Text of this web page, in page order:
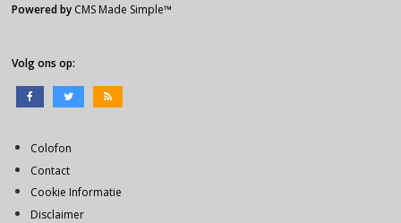
Powered by CMS Made Simple™
Volg ons op:
Colofon
Contact
Cookie Informatie
Disclaimer